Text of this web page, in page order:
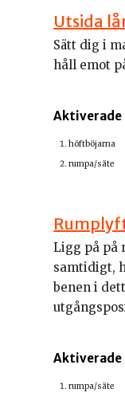
Utsida
Sätt dig i
håll emot
Aktiverade
höftböjarna
rumpa/säte
Ligg på på
samtidigt,
benen i
Aktiverade
rumpa/säte